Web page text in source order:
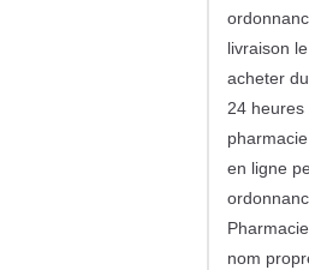
livraison
acheter
24 heures
en ligne
nom